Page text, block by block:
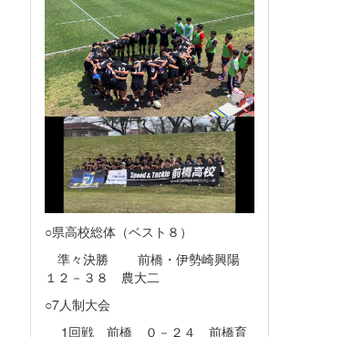
○県高校総体（ベスト８）
準々決勝 前橋・伊勢崎興陽
１２－３８ 農大二
○7人制大会
1回戦 前橋 ０－２４ 前橋育